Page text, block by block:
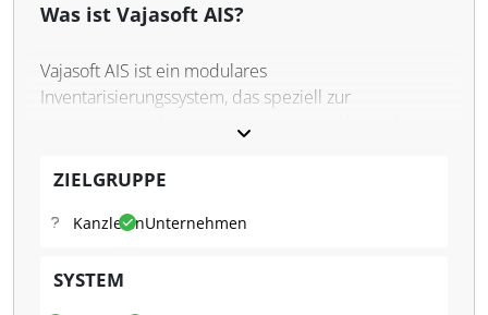
Was ist Vajasoft AIS?
Vajasoft AIS ist ein modulares
Inventarisierungssystem, das speziell zur
Software, Hardware und mobile Anwendungen, um
Inventargegenständen zu ermöglichen. Das System
RFID-Tags, die eine schnelle und genaue
ZIELGRUPPE
KanzleienUnternehmen
SYSTEM